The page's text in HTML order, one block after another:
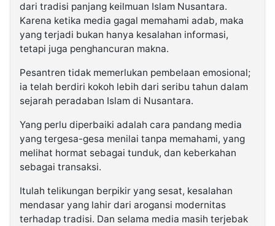
dari tradisi panjang keilmuan Islam Nusantara.
Karena ketika media gagal memahami adab, maka
yang terjadi bukan hanya kesalahan informasi,
tetapi juga penghancuran makna.
Pesantren tidak memerlukan pembelaan emosional;
ia telah berdiri kokoh lebih dari seribu tahun dalam
sejarah peradaban Islam di Nusantara.
Yang perlu diperbaiki adalah cara pandang media
yang tergesa-gesa menilai tanpa memahami, yang
melihat hormat sebagai tunduk, dan keberkahan
sebagai transaksi.
Itulah telikungan berpikir yang sesat, kesalahan
mendasar yang lahir dari arogansi modernitas
terhadap tradisi. Dan selama media masih terjebak